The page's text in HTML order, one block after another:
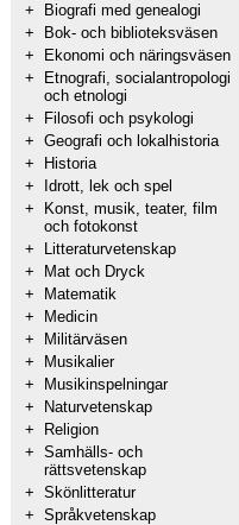
+
Biografi med genealogi
+
Bok- och biblioteksväsen
+
Ekonomi och näringsväsen
+
Etnografi, socialantropologi
och etnologi
+
Filosofi och psykologi
+ Geografi och lokalhistoria
+
Historia
+
Idrott, lek och spel
+
Konst, musik, teater, film
och fotokonst
+
Litteraturvetenskap
+
Mat och Dryck
+
Matematik
+
Medicin
+
Militärväsen
+
Musikalier
+
Musikinspelningar
+
Naturvetenskap
+
Religion
+ Samhälls- och
rättsvetenskap
+ Skönlitteratur
+ Språkvetenskap